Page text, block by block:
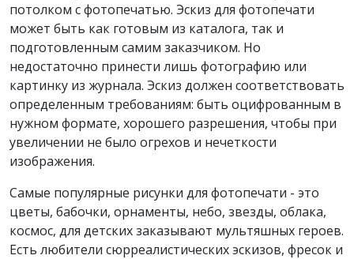
потолком с фотопечатью. Эскиз для фотопечати
может быть как готовым из каталога, так и
подготовленным самим заказчиком. Но
недостаточно принести лишь фотографию или
картинку из журнала. Эскиз должен соответствовать
определенным требованиям: быть оцифрованным в
нужном формате, хорошего разрешения, чтобы при
увеличении не было огрехов и нечеткости
изображения.
Самые популярные рисунки для фотопечати - это
цветы, бабочки, орнаменты, небо, звезды, облака,
космос, для детских заказывают мультяшных героев.
Есть любители сюрреалистических эскизов, фресок и